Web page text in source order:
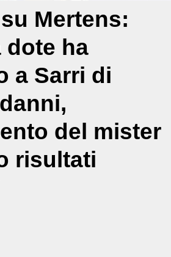
Mertens:
dote ha
a Sarri di
del mister
risultati